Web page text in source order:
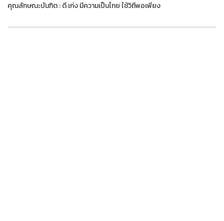
คุณลักษณะบันฑิต : ดี เก่ง มีความเป็นไทย ใช้วิถีพอเพียง